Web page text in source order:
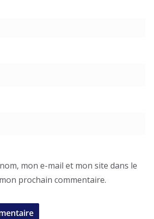
mon e-mail et mon site dans le
prochain commentaire.